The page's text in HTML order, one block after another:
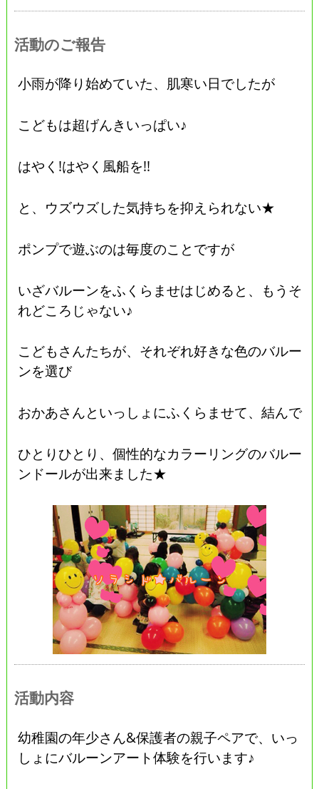
活動のご報告
小雨が降り始めていた、肌寒い日でしたが
こどもは超げんきいっぱい♪
はやく!はやく風船を!!
と、ウズウズした気持ちを抑えられない★
ポンプで遊ぶのは毎度のことですが
いざバルーンをふくらませはじめると、もうそ
れどころじゃない♪
こどもさんたちが、それぞれ好きな色のバルー
ンを選び
おかあさんといっしょにふくらませて、結んで
ひとりひとり、個性的なカラーリングのバルー
ンドールが出来ました★
活動内容
幼稚園の年少さん&保護者の親子ペアで、いっ
しょにバルーンアート体験を行います♪